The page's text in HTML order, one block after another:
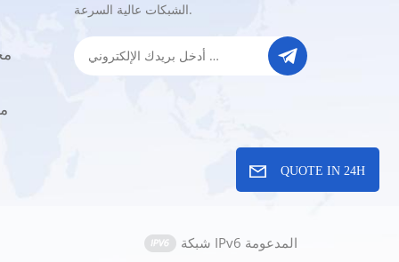
الشبكات عالية السرعة.
شبكة IPv6 المدعومة
QUOTE IN 24H